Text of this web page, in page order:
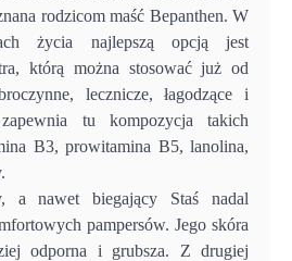
rodzicom maść Bepanthen. W
życia najlepszą opcją jest
którą można stosować już od
lecznicze, łagodzące i
tu kompozycja takich
B3, prowitamina B5, lanolina,
a nawet biegający Staś nadal
pampersów. Jego skóra
odporna i grubsza. Z drugiej